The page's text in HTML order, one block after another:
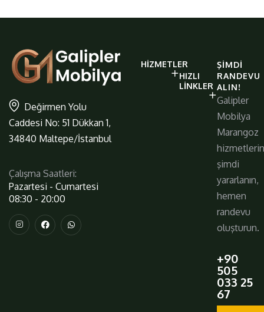
Değirmen Yolu
Caddesi No: 51 Dükkan 1,
34840 Maltepe/İstanbul
Çalışma Saatleri:
Pazartesi - Cumartesi
08:30 - 20:00
galiplermobilya
https://
HIZMETLER
HIZLI
LINKLER
ŞIMDI
RANDEVU
ALIN!
Galipler
Mobilya
Marangoz
şimdi
yararlanın,
hemen
randevu
oluşturun.
+90
505
033 25
67